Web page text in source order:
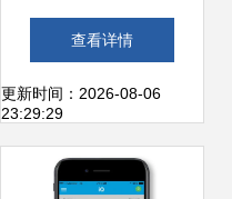
奇安信领跑中国网
络安全市场，物联
网技术研发成新焦
查看详情
更新时间：2026-08-06
23:29:29